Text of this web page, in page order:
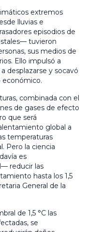
extremos
lluvias e
episodios de
tuvieron
sus medios de
Ello impulsó a
desplazarse y socavó
económico.
combinada con el
de gases de efecto
que será
global a
temperaturas
Pero la ciencia
es
reducir las
hasta los 1,5
General de la
de 1,5 °C las
se